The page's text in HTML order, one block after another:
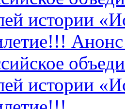
истории
истории